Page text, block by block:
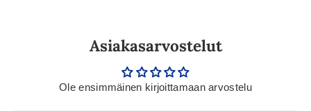
Asiakasarvostelut
Ole ensimmäinen kirjoittamaan arvostelu